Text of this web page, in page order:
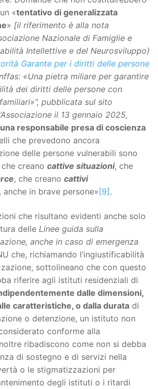
«tentativo di generalizzata
» [il riferimento è alla nota
Nazionale di Famiglie e
Intellettive e del Neurosviluppo)
Garante per i diritti delle persone
«Una pietra miliare per garantire
dei diritti delle persone con
»”, pubblicata sul sito
il 13 gennaio 2025,
una responsabile presa di coscienza
che prevedono ancora
delle persone vulnerabili sono
che creano cattive situazioni, che
, che creano cattivi
anche in brave persone»[9].
che risultano evidenti anche solo
delle Linee guida sulla
anche in caso di emergenza
che, richiamando l’ingiustificabilità
sottolineano che con questo
riferire agli istituti residenziali di
dalle dimensioni,
caratteristiche, o dalla durata di
o detenzione, un istituto non
conforme alla
ribadiscono come non si debba
di sostegno e di servizi nella
o le stigmatizzazioni per
degli istituti o i ritardi